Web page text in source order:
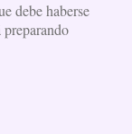
debe haberse